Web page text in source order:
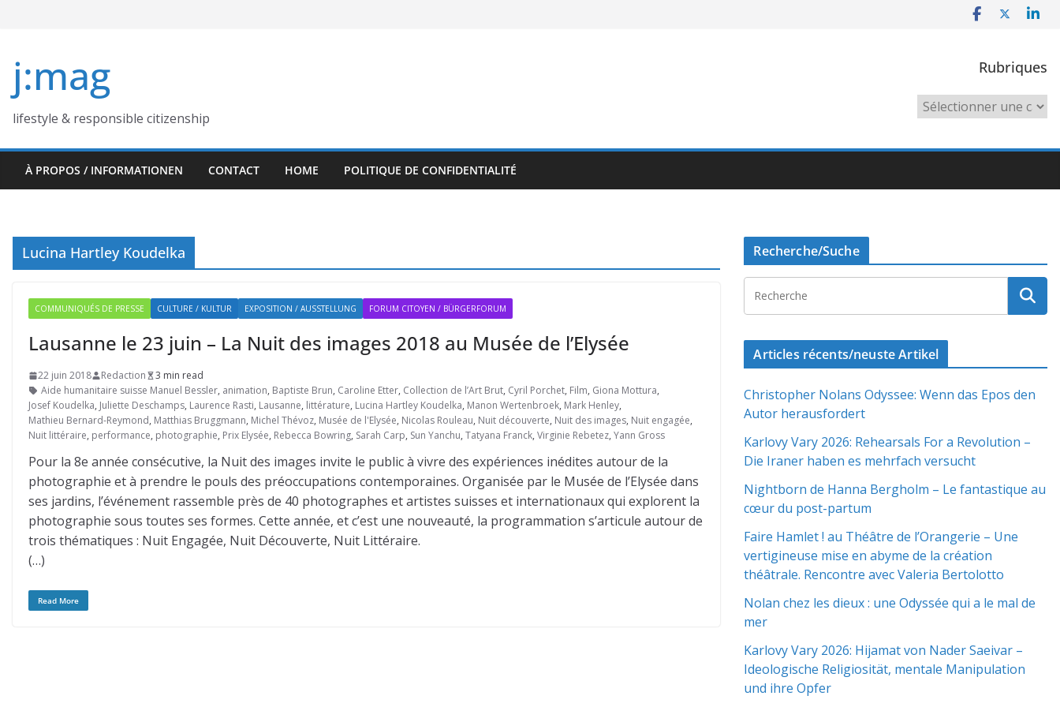
j:mag
lifestyle & responsible citizenship
Rubriques
Rubriques
À PROPOS / INFORMATIONEN CONTACT HOME POLITIQUE DE CONFIDENTIALITÉ
Lucina Hartley Koudelka
COMMUNIQUÉS DE PRESSE CULTURE / KULTUR EXPOSITION / AUSSTELLUNG FORUM CITOYEN / BÜRGERFORUM
Lausanne le 23 juin – La Nuit des images 2018 au Musée de l’Elysée
22 juin 2018 Redaction
3 min read
Aide humanitaire suisse Manuel Bessler, animation, Baptiste Brun, Caroline Etter, Collection de l’Art Brut, Cyril Porchet, Film, Giona Mottura,
Josef Koudelka, Juliette Deschamps, Laurence Rasti, Lausanne, littérature, Lucina Hartley Koudelka, Manon Wertenbroek, Mark Henley,
Mathieu Bernard-Reymond, Matthias Bruggmann, Michel Thévoz, Musée de l'Elysée, Nicolas Rouleau, Nuit découverte, Nuit des images, Nuit engagée,
Nuit littéraire, performance, photographie, Prix Elysée, Rebecca Bowring, Sarah Carp, Sun Yanchu, Tatyana Franck, Virginie Rebetez, Yann Gross
Pour la 8e année consécutive, la Nuit des images invite le public à vivre des expériences inédites autour de la
photographie et à prendre le pouls des préoccupations contemporaines. Organisée par le Musée de l’Elysée dans
ses jardins, l’événement rassemble près de 40 photographes et artistes suisses et internationaux qui explorent la
photographie sous toutes ses formes. Cette année, et c’est une nouveauté, la programmation s’articule autour de
trois thématiques : Nuit Engagée, Nuit Découverte, Nuit Littéraire.
(…)
Read More
Recherche/Suche
Articles récents/neuste Artikel
Christopher Nolans Odyssee: Wenn das Epos den
Autor herausfordert
Karlovy Vary 2026: Rehearsals For a Revolution –
Die Iraner haben es mehrfach versucht
Nightborn de Hanna Bergholm – Le fantastique au
cœur du post-partum
Faire Hamlet ! au Théâtre de l’Orangerie – Une
vertigineuse mise en abyme de la création
théâtrale. Rencontre avec Valeria Bertolotto
Nolan chez les dieux : une Odyssée qui a le mal de
mer
Karlovy Vary 2026: Hijamat von Nader Saeivar​​ –
Ideologische Religiosität, mentale Manipulation
und ihre Opfer